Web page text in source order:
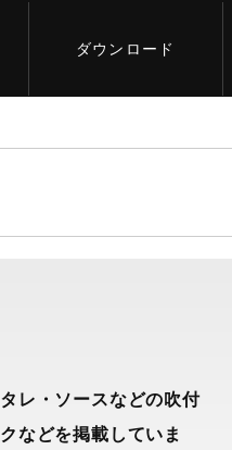
ダウンロード
レ・ソースなどの吹付
などを掲載していま